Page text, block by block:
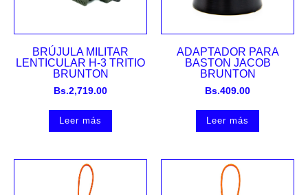
BRÚJULA MILITAR
LENTICULAR H-3 TRITIO
BRUNTON
Bs.2,719.00
Leer más
ADAPTADOR PARA
BASTON JACOB
BRUNTON
Bs.409.00
Leer más